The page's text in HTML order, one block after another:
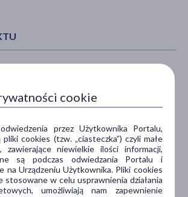
dla dorosłych
20+
30+
40+
pokaż więcej ...
cookie
przez Użytkownika Portalu,
cookies (tzw. „ciasteczka”) czyli małe
niewielkie ilości informacji,
są podczas odwiedzania Portalu i
na Urządzeniu Użytkownika. Pliki cookies
stosowane w celu usprawnienia działania
umożliwiają nam zapewnienie